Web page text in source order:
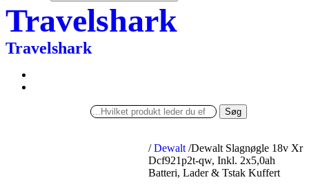
Travelshark
Travelshark
Søg
/ Dewalt /Dewalt Slagnøgle 18v Xr
Dcf921p2t-qw, Inkl. 2x5,0ah
Batteri, Lader & Tstak Kuffert